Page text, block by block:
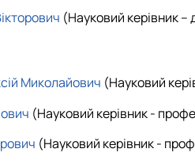
(Науковий керівник –
Миколайович (Науковий
(Науковий керівник -
(Науковий керівник -